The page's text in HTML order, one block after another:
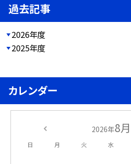
過去記事
2026年度
2025年度
カレンダー
2026年8月
日 月 火 水